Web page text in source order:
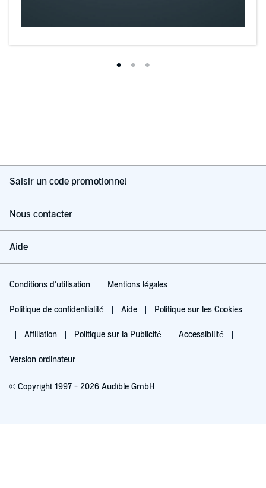
Saisir un code promotionnel
Nous contacter
Aide
Conditions d'utilisation Mentions légales
Politique de confidentialité Aide Politique sur les Cookies
Affiliation Politique sur la Publicité Accessibilité
Version ordinateur
© Copyright 1997 - 2026 Audible GmbH